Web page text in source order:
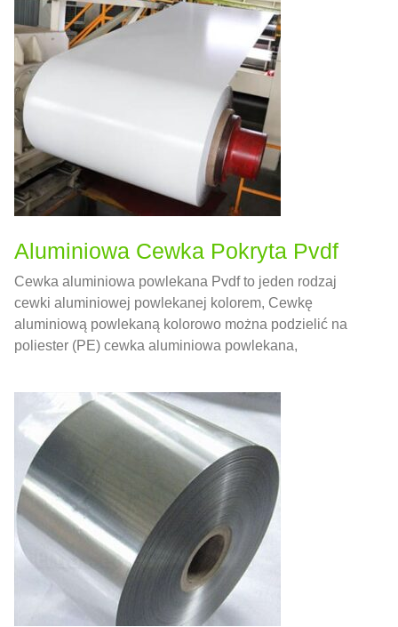
Aluminiowa Cewka Pokryta Pvdf
Cewka aluminiowa powlekana Pvdf to jeden rodzaj
cewki aluminiowej powlekanej kolorem, Cewkę
aluminiową powlekaną kolorowo można podzielić na
poliester (PE) cewka aluminiowa powlekana,
epoksydowym.